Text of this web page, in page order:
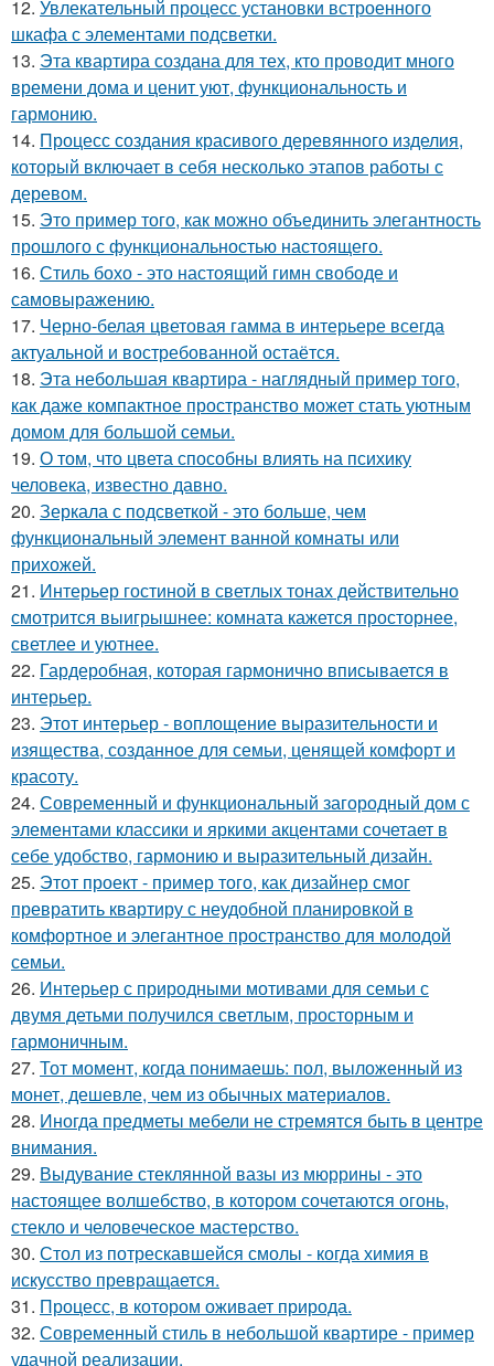
12. Увлекательный процесс установки встроенного
шкафа с элементами подсветки.
13. Эта квартира создана для тех, кто проводит много
времени дома и ценит уют, функциональность и
гармонию.
14. Процесс создания красивого деревянного изделия,
который включает в себя несколько этапов работы с
деревом.
15. Это пример того, как можно объединить элегантность
прошлого с функциональностью настоящего.
16. Стиль бохо - это настоящий гимн свободе и
самовыражению.
17. Черно-белая цветовая гамма в интерьере всегда
актуальной и востребованной остаётся.
18. Эта небольшая квартира - наглядный пример того,
как даже компактное пространство может стать уютным
домом для большой семьи.
19. О том, что цвета способны влиять на психику
человека, известно давно.
20. Зеркала с подсветкой - это больше, чем
функциональный элемент ванной комнаты или
прихожей.
21. Интерьер гостиной в светлых тонах действительно
смотрится выигрышнее: комната кажется просторнее,
светлее и уютнее.
22. Гардеробная, которая гармонично вписывается в
интерьер.
23. Этот интерьер - воплощение выразительности и
изящества, созданное для семьи, ценящей комфорт и
красоту.
24. Современный и функциональный загородный дом с
элементами классики и яркими акцентами сочетает в
себе удобство, гармонию и выразительный дизайн.
25. Этот проект - пример того, как дизайнер смог
превратить квартиру с неудобной планировкой в
комфортное и элегантное пространство для молодой
семьи.
26. Интерьер с природными мотивами для семьи с
двумя детьми получился светлым, просторным и
гармоничным.
27. Тот момент, когда понимаешь: пол, выложенный из
монет, дешевле, чем из обычных материалов.
28. Иногда предметы мебели не стремятся быть в центре
внимания.
29. Выдувание стеклянной вазы из мюррины - это
настоящее волшебство, в котором сочетаются огонь,
стекло и человеческое мастерство.
30. Стол из потрескавшейся смолы - когда химия в
искусство превращается.
31. Процесс, в котором оживает природа.
32. Современный стиль в небольшой квартире - пример
удачной реализации.